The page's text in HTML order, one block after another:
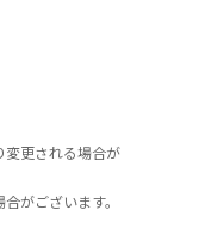
変更される場合が
がございます。